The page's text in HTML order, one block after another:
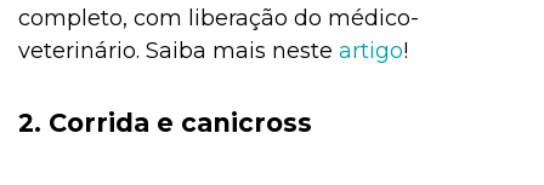
completo, com liberação do médico-
veterinário. Saiba mais neste artigo!
2. Corrida e canicross